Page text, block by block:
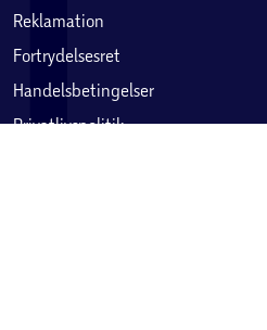
Reklamation
Fortrydelsesret
Handelsbetingelser
Privatlivspolitik